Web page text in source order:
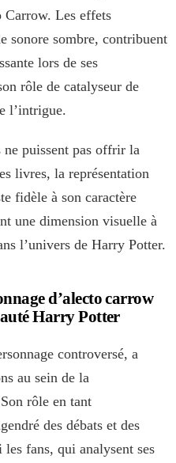
Carrow. Les effets
sonore sombre, contribuent
lors de ses
rôle de catalyseur de
l’intrigue.
puissent pas offrir la
livres, la représentation
fidèle à son caractère
une dimension visuelle à
l’univers de Harry Potter.
d’alecto carrow
Harry Potter
controversé, a
au sein de la
rôle en tant
des débats et des
fans, qui analysent ses